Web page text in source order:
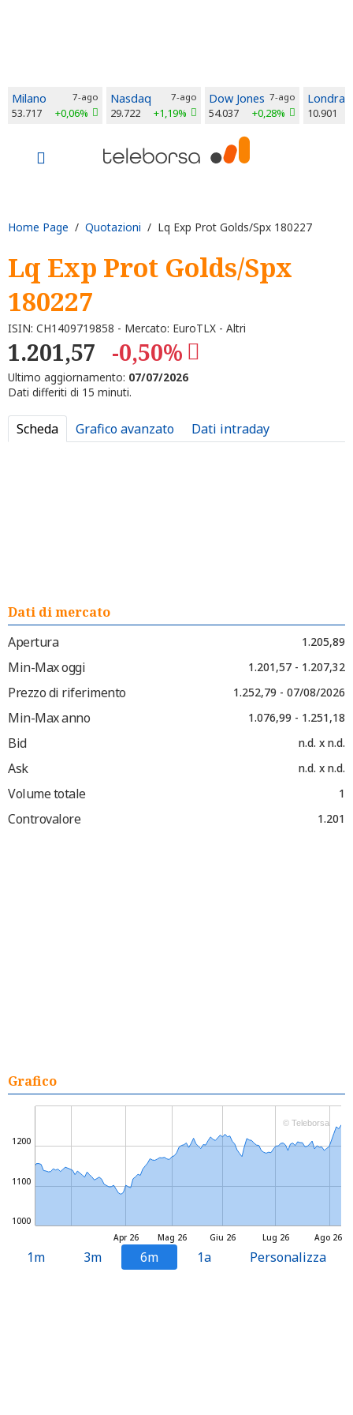
Milano 7-ago
53.717 +0,06%
Nasdaq 7-ago
29.722 +1,19%
Dow Jones 7-ago
54.037 +0,28%
Londra
10.901
Home Page / Quotazioni / Lq Exp Prot Golds/Spx 180227
Lq Exp Prot Golds/Spx
180227
ISIN: CH1409719858 - Mercato: EuroTLX - Altri
1.201,57 -0,50%
Ultimo aggiornamento: 07/07/2026
Dati differiti di 15 minuti.
Scheda Grafico avanzato Dati intraday
Dati di mercato
Apertura
1.205,89
Min-Max oggi 1.201,57 - 1.207,32
Prezzo di riferimento 1.252,79 - 07/08/2026
Min-Max anno 1.076,99 - 1.251,18
Bid n.d. x n.d.
Ask n.d. x n.d.
Volume totale 1
Controvalore 1.201
Grafico
Mag 26 Lug 26
Apr 26 Giu 26 Ago 26
1000
1100
1200
© Teleborsa
1m 3m 6m 1a Personalizza